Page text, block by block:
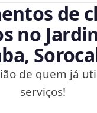
de
no
de quem já
serviços!